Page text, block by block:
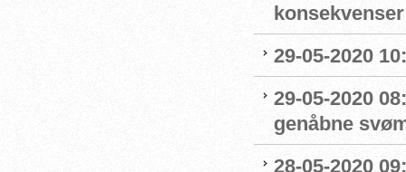
29-05-2020
29-05-2020
genåbne
28-05-2020